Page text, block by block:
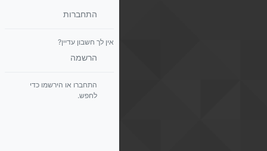
התחברות
אין לך חשבון עדיין?
הרשמה
התחברו או הירשמו כדי
לחפש.